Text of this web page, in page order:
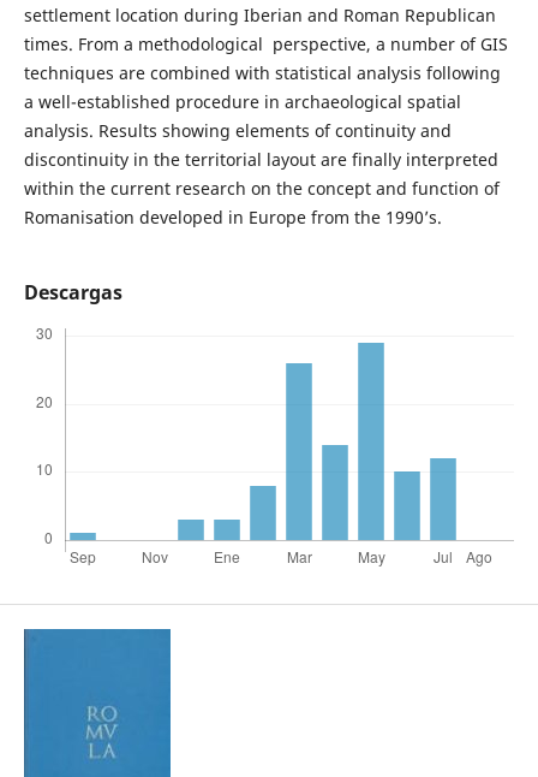
settlement location during Iberian and Roman Republican
times. From a methodological perspective, a number of GIS
techniques are combined with statistical analysis following
a well-established procedure in archaeological spatial
analysis. Results showing elements of continuity and
discontinuity in the territorial layout are finally interpreted
within the current research on the concept and function of
Romanisation developed in Europe from the 1990’s.
Descargas